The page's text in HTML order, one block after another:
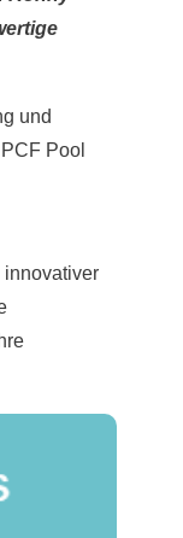
und
Pool
innovativer